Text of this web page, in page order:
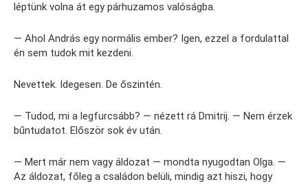
léptünk volna át egy párhuzamos valóságba.
— Ahol András egy normális ember? Igen, ezzel a fordulattal
én sem tudok mit kezdeni.
Nevettek. Idegesen. De őszintén.
— Tudod, mi a legfurcsább? — nézett rá Dmitrij. — Nem érzek
bűntudatot. Először sok év után.
— Mert már nem vagy áldozat — mondta nyugodtan Olga. —
Az áldozat, főleg a családon belüli, mindig azt hiszi, hogy